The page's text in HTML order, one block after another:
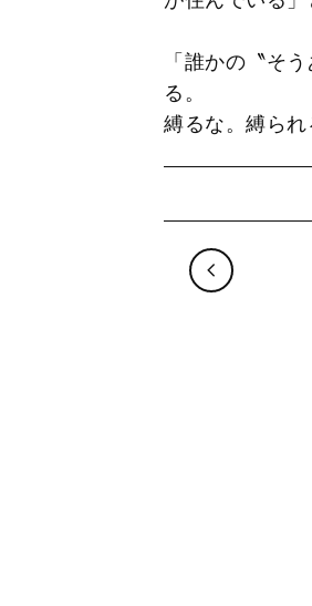
「誰かの〝そ
る。
縛るな。縛られ